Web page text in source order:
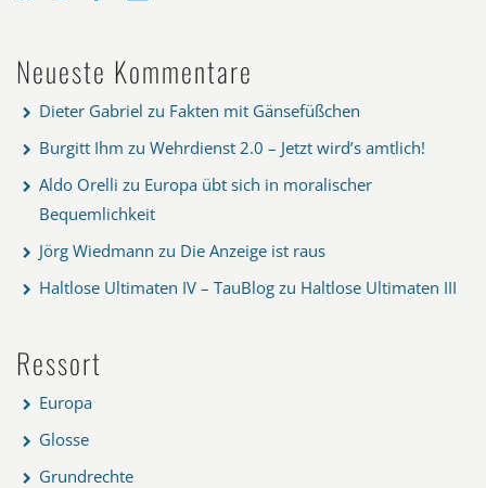
Neueste Kommentare
Dieter Gabriel zu Fakten mit Gänsefüßchen
Burgitt Ihm zu Wehrdienst 2.0 – Jetzt wird’s amtlich!
Aldo Orelli zu Europa übt sich in moralischer
Bequemlichkeit
Jörg Wiedmann zu Die Anzeige ist raus
Haltlose Ultimaten IV – TauBlog zu Haltlose Ultimaten III
Ressort
Europa
Glosse
Grundrechte